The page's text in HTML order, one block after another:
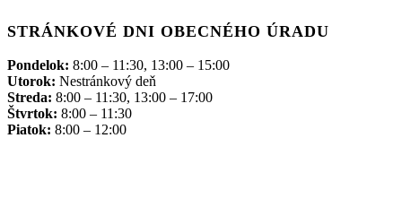
STRÁNKOVÉ DNI OBECNÉHO ÚRADU
Pondelok: 8:00 – 11:30, 13:00 – 15:00
Utorok: Nestránkový deň
Streda: 8:00 – 11:30, 13:00 – 17:00
Štvrtok: 8:00 – 11:30
Piatok: 8:00 – 12:00